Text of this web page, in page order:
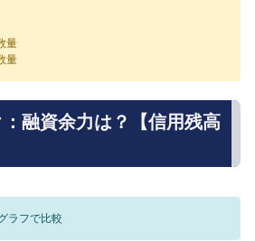
量
量
融資余力は？【信用残高
ラフで比較